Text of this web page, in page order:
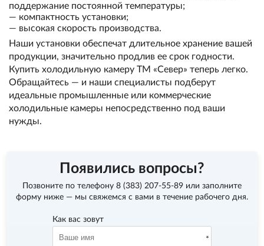
поддержание постоянной температуры;
— компактность установки;
— высокая скорость производства.
Наши установки обеспечат длительное хранение вашей
продукции, значительно продлив ее срок годности.
Купить холодильную камеру ТМ «Север» теперь легко.
Обращайтесь — и наши специалисты подберут
идеальные промышленные или коммерческие
холодильные камеры непосредственно под ваши
нужды.
Появились вопросы?
Позвоните по телефону 8 (383) 207-55-89 или заполните
форму ниже — мы свяжемся с вами в течение рабочего дня.
Как вас зовут